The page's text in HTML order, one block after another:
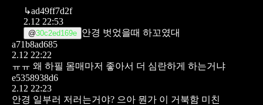
↳ad49ff7d2f
2.12 22:53
@30c2ed169e 안경 벗었을때 하꼬였대
a71b8ad685
2.12 22:22
ㅠㅠ 왜 하필 몸매마저 좋아서 더 심란하게 하는거냐
e5358938d6
2.12 22:23
안경 일부러 저러는거야? 으아 뭔가 이 거북함 미친